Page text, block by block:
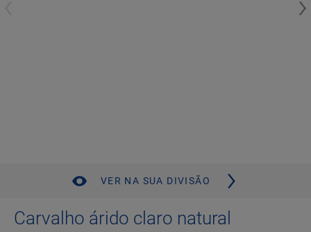
VER NA SUA DIVISÃO
Carvalho árido claro natural